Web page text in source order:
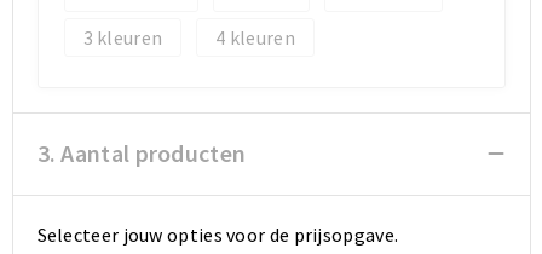
Toilettassen
Documententassen
Heuptassen
Toilettassen
Documententassen
Heuptassen
3
4
3. Aantal producten
Selecteer jouw opties voor de prijsopgave.